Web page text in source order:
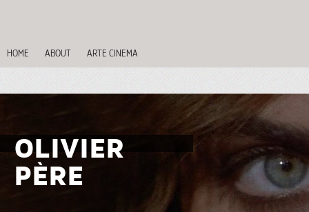
HOME ABOUT ARTE CINEMA
OLIVIER
PÈRE